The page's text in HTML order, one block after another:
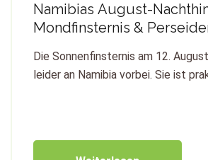
Namibias August-
Mondfinsternis &
Die Sonnenfinsternis am 12.
leider an Namibia vorbei. Sie ist